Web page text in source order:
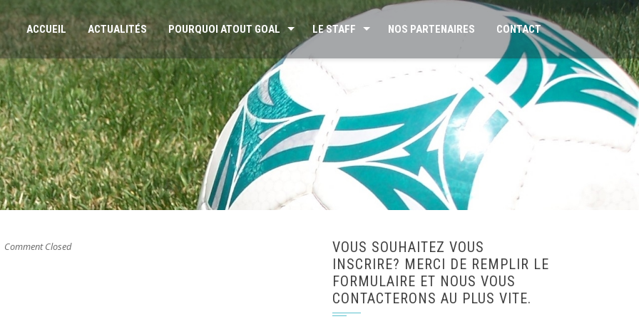
ACCUEIL ACTUALITÉS POURQUOI ATOUT GOAL LE STAFF NOS PARTENAIRES CONTACT
Comment Closed
VOUS SOUHAITEZ VOUS
INSCRIRE? MERCI DE REMPLIR LE
FORMULAIRE ET NOUS VOUS
CONTACTERONS AU PLUS VITE.